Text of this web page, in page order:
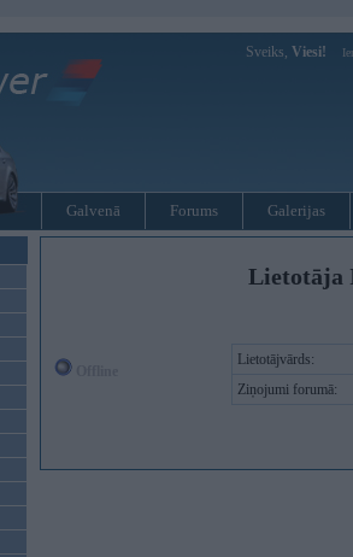
Sveiks, Viesi!
Galvenā Forums Galerijas
Lietotāja
Lietotājvārds:
Ziņojumi forumā: